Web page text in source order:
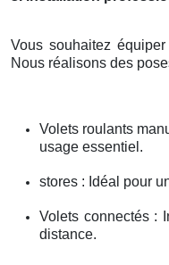
Vous souhaitez
Nous réalisons des
Volets roulants
usage essentiel.
stores : Idéal pour
Volets connectés :
distance.